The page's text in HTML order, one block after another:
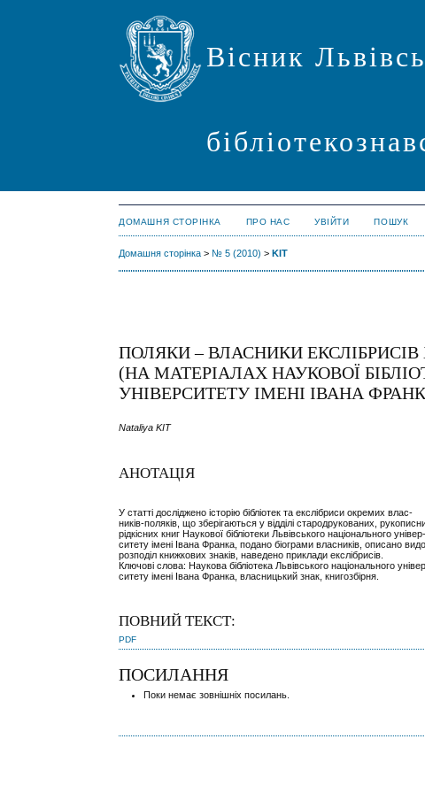
Вісник
ДОМАШНЯ СТОРІНКА ПРО НАС УВІЙТИ ПОШУК
Домашня сторінка > № 5 (2010) >KIT
ПОЛЯКИ – ВЛАСНИКИ ЕКСЛІБРИСІВ
(НА МАТЕРІАЛАХ НАУКОВОЇ
УНІВЕРСИТЕТУ ІМЕНІ ІВАНА
Nataliya KIT
АНОТАЦІЯ
У статті досліджено історію бібліотек та екслібриси окремих влас-
ників-поляків, що зберігаються у відділі стародрукованих,
рідкісних книг Наукової бібліотеки Львівського національного універ-
ситету імені Івана Франка, подано біограми власників, описано
розподіл книжкових знаків, наведено приклади екслібрисів.
Ключові слова: Наукова бібліотека Львівського національного
ситету імені Івана Франка, власницький знак, книгозбірня.
ПОВНИЙ ТЕКСТ:
PDF
ПОСИЛАННЯ
Поки немає зовнішніх посилань.